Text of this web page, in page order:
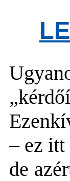
– ez itt
de